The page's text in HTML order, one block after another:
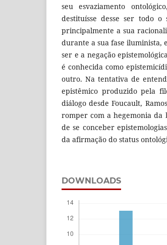
seu esvaziamento
destituísse desse ser todo
principalmente a sua
durante a sua fase iluminista,
ser e a negação
é conhecida como
outro. Na tentativa de
epistêmico produzido pela
diálogo desde Foucault,
romper com a hegemonia da
de se conceber
da afirmação do status
DOWNLOADS